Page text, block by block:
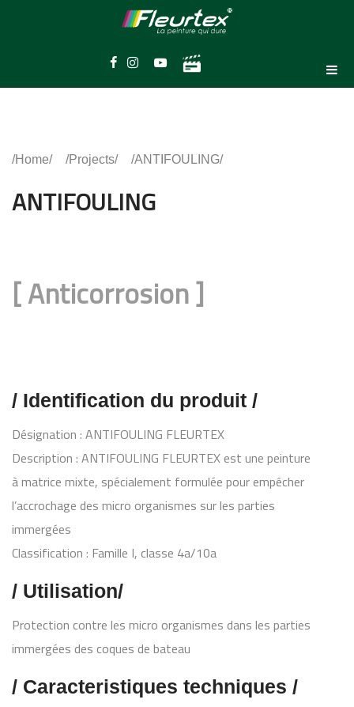
Home Projects ANTIFOULING
ANTIFOULING
[Anticorrosion]
/ Identification du produit /
Désignation : ANTIFOULING FLEURTEX
Description : ANTIFOULING FLEURTEX est une peinture
à matrice mixte, spécialement formulée pour empêcher
l’accrochage des micro organismes sur les parties
immergées
Classification : Famille I, classe 4a/10a
/ Utilisation/
Protection contre les micro organismes dans les parties
immergées des coques de bateau
/ Caracteristiques techniques /